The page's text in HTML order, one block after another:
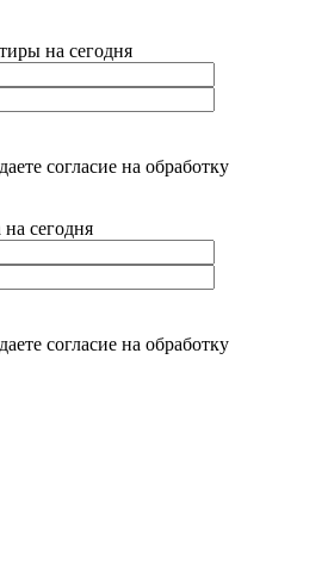
на сегодня
согласие на обработку
сегодня
согласие на обработку